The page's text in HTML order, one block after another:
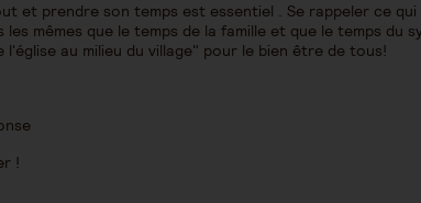
et prendre son temps est essentiel . Se rappeler ce
les mêmes que le temps de la famille et que le temps du
au milieu du village" pour le bien être de tous!
!